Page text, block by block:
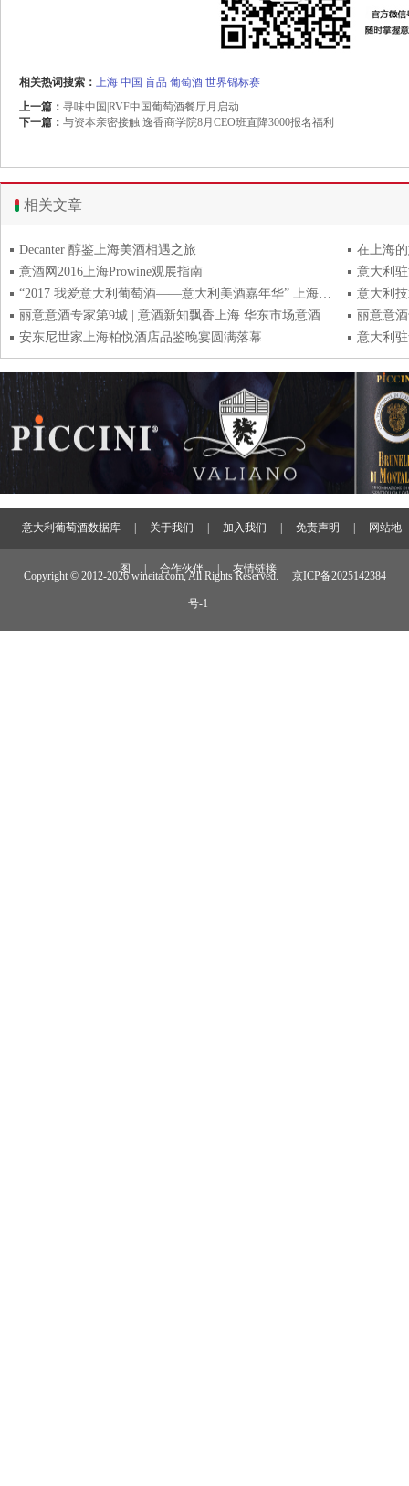
相关热词搜索： 上海 中国 盲品 葡萄酒 世界锦标赛
上一篇： 寻味中国|RVF中国葡萄酒餐厅月启动
下一篇： 与资本亲密接触 逸香商学院8月CEO班直降3000报名福利
相关文章
Decanter 醇鉴上海美酒相遇之旅
在上海的
意酒网2016上海Prowine观展指南
“2017 我爱意大利葡萄酒——意大利美酒嘉年华” 上海区盛大启动
意大利
丽意意酒专家第9城 | 意酒新知飘香上海 华东市场意酒竞争力稳步上升
安东尼世家上海柏悦酒店品鉴晚宴圆满落幕
意大利葡萄酒数据库 关于我们 加入我们 免责声明 网站地
图 合作伙伴 友情链接
Copyright © 2012-2026 wineita.com, All Rights Reserved. 京ICP备2025142384
号-1